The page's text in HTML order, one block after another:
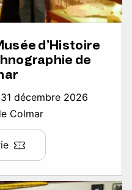
d’Histoire
de
décembre 2026
Colmar